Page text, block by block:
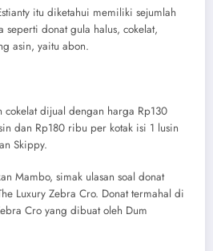
itu diketahui memiliki sejumlah
seperti donat gula halus, cokelat,
asin, yaitu abon.
cokelat dijual dengan harga Rp130
dan Rp180 ribu per kotak isi 1 lusin
Skippy.
Mambo, simak ulasan soal donat
Luxury Zebra Cro. Donat termahal di
Cro yang dibuat oleh Dum